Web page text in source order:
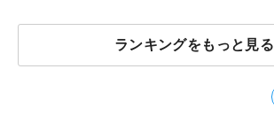
ランキングをもっと見る